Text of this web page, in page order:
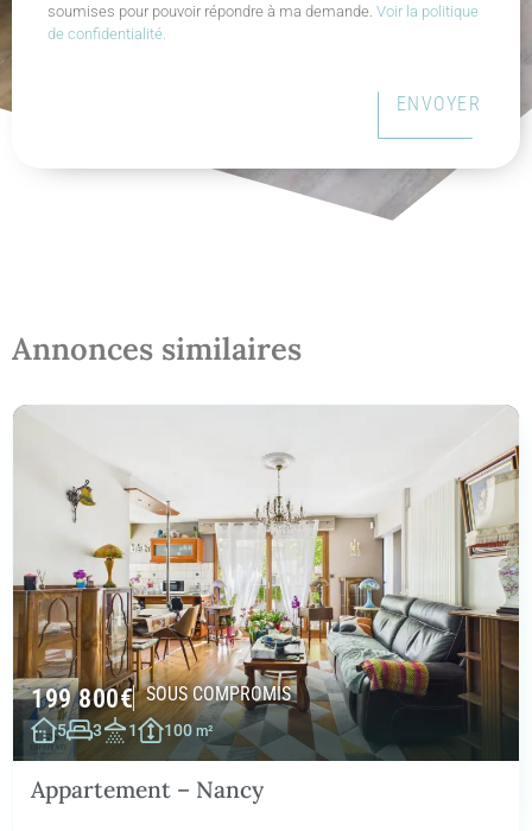
soumises pour pouvoir répondre à ma demande. Voir la politique
de confidentialité.
ENVOYER
Annonces similaires
199 800€ SOUS COMPROMIS
5 3 1 100 m²
Appartement – Nancy